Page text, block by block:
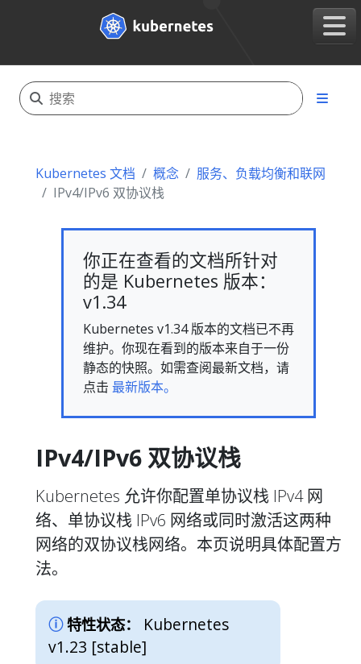
Kubernetes 文档 概念
服务、负载均衡和联网
IPv4/IPv6 双协议栈
你正在查看的文档所针对
的是 Kubernetes 版本：
v1.34
Kubernetes v1.34 版本的文档已不再
维护。你现在看到的版本来自于一份
静态的快照。如需查阅最新文档，请
点击 最新版本。
IPv4/IPv6 双协议栈
Kubernetes 允许你配置单协议栈 IPv4 网
络、单协议栈 IPv6 网络或同时激活这两种
网络的双协议栈网络。本页说明具体配置方
法。
特性状态：
Kubernetes
v1.23 [stable]